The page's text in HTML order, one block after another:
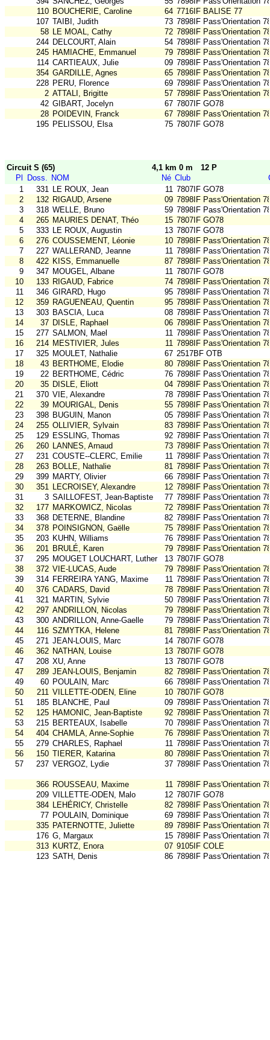
110 BOUCHERIE, Caroline 64 7716IF BALISE 77
107 TAIBI, Judith 73 7898IF Pass'Orientation
58 LE MOAL, Cathy 72 7898IF Pass'Orientation
244 DELCOURT, Alain 54 7898IF Pass'Orientation
245 HAMIACHE, Emmanuel 79 7898IF Pass'Orientation
114 CARTIEAUX, Julie 09 7898IF Pass'Orientation
354 GARDILLE, Agnes 65 7898IF Pass'Orientation
228 PERU, Florence 69 7898IF Pass'Orientation
2 ATTALI, Brigitte 57 7898IF Pass'Orientation
42 GIBART, Jocelyn 67 7807IF GO78
28 POIDEVIN, Franck 67 7898IF Pass'Orientation
195 PELISSOU, Elsa 75 7807IF GO78
Circuit S (65) 4,1 km 0 m
12 P
Pl
Doss. NOM Né Club
1
331 LE ROUX, Jean 11 7807IF GO78
2
132 RIGAUD, Arsene 09 7898IF Pass'Orientation
3
318 WELLE, Bruno 59 7898IF Pass'Orientation
4
265 MAURIES DENAT, Théo 15 7807IF GO78
5
333 LE ROUX, Augustin 13 7807IF GO78
6
276 COUSSEMENT, Léonie 10 7898IF Pass'Orientation
7
227 WALLERAND, Jeanne 11 7898IF Pass'Orientation
8
422 KISS, Emmanuelle 87 7898IF Pass'Orientation
9
347 MOUGEL, Albane 11 7807IF GO78
10
133 RIGAUD, Fabrice 74 7898IF Pass'Orientation
11
346 GIRARD, Hugo 95 7898IF Pass'Orientation
12
359 RAGUENEAU, Quentin 95 7898IF Pass'Orientation
13
303 BASCIA, Luca 08 7898IF Pass'Orientation
14
37 DISLE, Raphael 06 7898IF Pass'Orientation
15
277 SALMON, Mael 11 7898IF Pass'Orientation
16
214 MESTIVIER, Jules 11 7898IF Pass'Orientation
17
325 MOULET, Nathalie 67 2517BF OTB
18
43 BERTHOME, Elodie 80 7898IF Pass'Orientation
19
22 BERTHOME, Cédric 76 7898IF Pass'Orientation
20
35 DISLE, Eliott 04 7898IF Pass'Orientation
21
370 VIE, Alexandre 78 7898IF Pass'Orientation
22
39 MOURIGAL, Denis 55 7898IF Pass'Orientation
23
398 BUGUIN, Manon 05 7898IF Pass'Orientation
24
255 OLLIVIER, Sylvain 83 7898IF Pass'Orientation
25
129 ESSLING, Thomas 92 7898IF Pass'Orientation
26
260 LANNES, Arnaud 73 7898IF Pass'Orientation
27
231 COUSTE--CLERC, Emilie 11 7898IF Pass'Orientation
28
263 BOLLE, Nathalie 81 7898IF Pass'Orientation
29
399 MARTY, Olivier 66 7898IF Pass'Orientation
30
351 LECROISEY, Alexandre 12 7898IF Pass'Orientation
31
3 SAILLOFEST, Jean-Baptiste 77 7898IF Pass'Orientation
32
177 MARKOWICZ, Nicolas 72 7898IF Pass'Orientation
33
368 DETERNE, Blandine 82 7898IF Pass'Orientation
34
378 POINSIGNON, Gaëlle 75 7898IF Pass'Orientation
35
203 KUHN, Williams 76 7898IF Pass'Orientation
36
201 BRULÉ, Karen 79 7898IF Pass'Orientation
37
295 MOUGET LOUCHART, Luther 13 7807IF GO78
38
372 VIE-LUCAS, Aude 79 7898IF Pass'Orientation
39
314 FERREIRA YANG, Maxime 11 7898IF Pass'Orientation
40
376 CADARS, David 78 7898IF Pass'Orientation
41
321 MARTIN, Sylvie 50 7898IF Pass'Orientation
42
297 ANDRILLON, Nicolas 79 7898IF Pass'Orientation
43
300 ANDRILLON, Anne-Gaelle 79 7898IF Pass'Orientation
44
116 SZMYTKA, Helene 81 7898IF Pass'Orientation
45
271 JEAN-LOUIS, Marc 14 7807IF GO78
46
362 NATHAN, Louise 13 7807IF GO78
47
208 XU, Anne 13 7807IF GO78
47
289 JEAN-LOUIS, Benjamin 82 7898IF Pass'Orientation
49
60 POULAIN, Marc 66 7898IF Pass'Orientation
50
211 VILLETTE-ODEN, Eline 10 7807IF GO78
51
185 BLANCHE, Paul 09 7898IF Pass'Orientation
52
125 HAMONIC, Jean-Baptiste 92 7898IF Pass'Orientation
53
215 BERTEAUX, Isabelle 70 7898IF Pass'Orientation
54
404 CHAMLA, Anne-Sophie 76 7898IF Pass'Orientation
55
279 CHARLES, Raphael 11 7898IF Pass'Orientation
56
150 TIERER, Katarina 80 7898IF Pass'Orientation
57
237 VERGOZ, Lydie 37 7898IF Pass'Orientation
366 ROUSSEAU, Maxime 11 7898IF Pass'Orientation
209 VILLETTE-ODEN, Malo 12 7807IF GO78
384 LEHÉRICY, Christelle 82 7898IF Pass'Orientation
77 POULAIN, Dominique 69 7898IF Pass'Orientation
335 PATERNOTTE, Juliette 89 7898IF Pass'Orientation
176 G, Margaux 15 7898IF Pass'Orientation
313 KURTZ, Enora 07 9105IF COLE
123 SATH, Denis 86 7898IF Pass'Orientation